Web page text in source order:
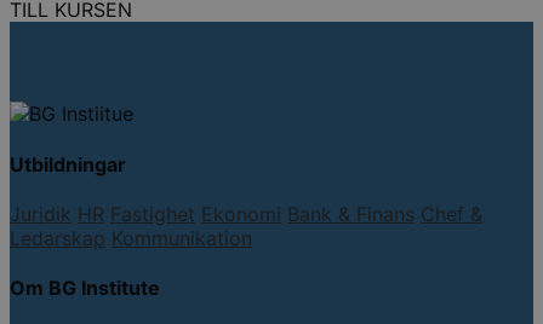
TILL KURSEN
Utbildningar
Juridik HR Fastighet Ekonomi Bank & Finans Chef &
Ledarskap Kommunikation
Om BG Institute